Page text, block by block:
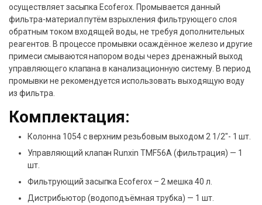
осуществляет засыпка Ecoferox. Промывается данный
фильтра-материал путём взрыхления фильтрующего слоя
обратным током входящей воды, не требуя дополнительных
реагентов. В процессе промывки осаждённое железо и другие
примеси смываются напором воды через дренажный выход
управляющего клапана в канализационную систему. В период
промывки не рекомендуется использовать выходящую воду
из фильтра.
Комплектация:
Колонна 1054 с верхним резьбовым выходом 2 1/2″- 1 шт.
Управляющий клапан Runxin TMF56A (фильтрация) — 1
шт.
Фильтрующий засыпка Ecoferox – 2 мешка 40 л.
Дистрибьютор (водоподъёмная трубка) — 1 шт.